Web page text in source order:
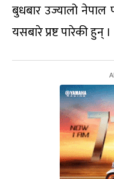
बुधबार उज्यालो नेपाल
यसबारे प्रष्ट पारेकी हुन् ।